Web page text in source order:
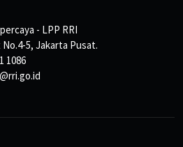
- LPP RRI
5, Jakarta Pusat.
1086